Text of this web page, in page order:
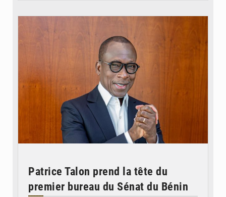
Patrice Talon prend la tête du
premier bureau du Sénat du Bénin